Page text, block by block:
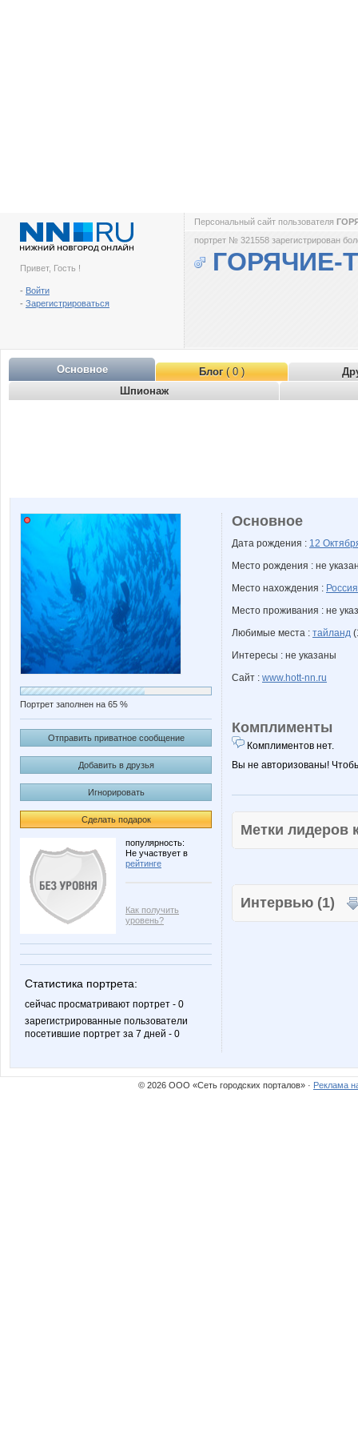
Привет, Гость !
- Войти
- Зарегистрироваться
Персональный сайт пользователя
портрет № 321558 зарегистрирован
ГОРЯЧИЕ-
Основное Блог( 0 )
Шпионаж
Портрет заполнен на 65 %
Отправить приватное сообщение
Добавить в друзья
Игнорировать
Сделать подарок
популярность:
Не участвует в
рейтинге
Как получить
уровень?
Статистика портрета:
сейчас просматривают портрет - 0
зарегистрированные пользователи
посетившие портрет за 7 дней - 0
Основное
Дата рождения : 12
Место рождения : не
Место нахождения : Россия
Место проживания : не
Любимые места : тайланд
Интересы : не указаны
Сайт : www.hott-nn.ru
Комплименты
Комплиментов нет.
Вы не авторизованы!
Метки
Интервью (1)
© 2026 ООО «Сеть городских порталов» · Реклама